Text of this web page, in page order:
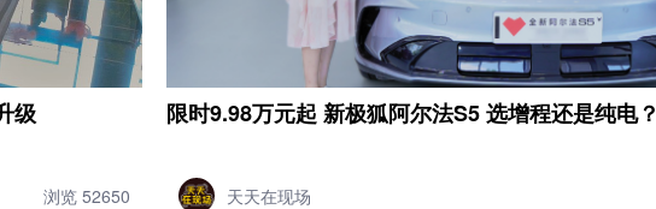
级
浏览 52650
限时9.98万元起 新极狐阿尔法S5 选增程还是纯电？
天天在现场